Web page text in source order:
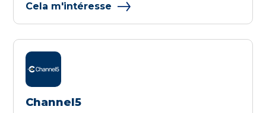
Cela m'intéresse
Channel5